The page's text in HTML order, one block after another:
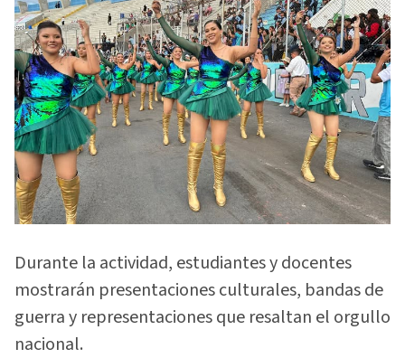
Durante la actividad, estudiantes y docentes
mostrarán presentaciones culturales, bandas de
guerra y representaciones que resaltan el orgullo
nacional.